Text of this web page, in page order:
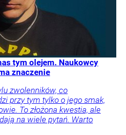
tym olejem. Naukowcy
znaczenie
zwolenników, co
przy tym tylko o jego smak,
To złożona kwestia, ale
na wiele pytań. Warto